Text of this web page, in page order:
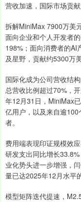
营收加速，国际市场贡
拆解MiniMax 7900万美
面向企业和个人开发者
198%；面向消费者的AI
及星野，贡献约5300万
国际化成为公司营收结
总营收比例超过70%，
年12月31日，MiniMax
亿用户，以及来自逾
者。
费用端表现印证规模效
研发支出同比增长
业化势头进一步增强，
量已达2025年12月水平
模型矩阵迭代提速，